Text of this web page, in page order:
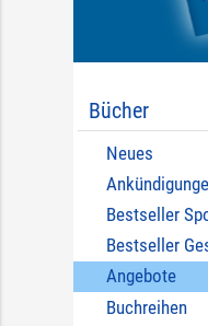
Bücher
Neues
Bestseller
Bestseller
Angebote
Buchreihen